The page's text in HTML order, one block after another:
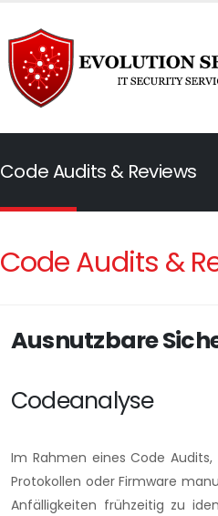
Code Audits & Reviews
Code Audits &
Ausnutzbare
Codeanalyse
Im Rahmen eines Code
Protokollen oder Firmware
Anfälligkeiten frühzeitig zu